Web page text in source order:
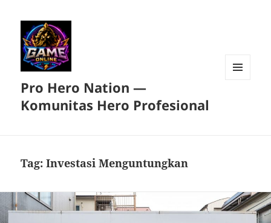
Pro Hero Nation —
Komunitas Hero Profesional
Tag:Investasi Menguntungkan